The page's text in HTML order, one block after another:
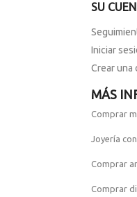
SU
Iniciar
Crear una
MÁS
Comprar
Joyería
Comprar
Comprar